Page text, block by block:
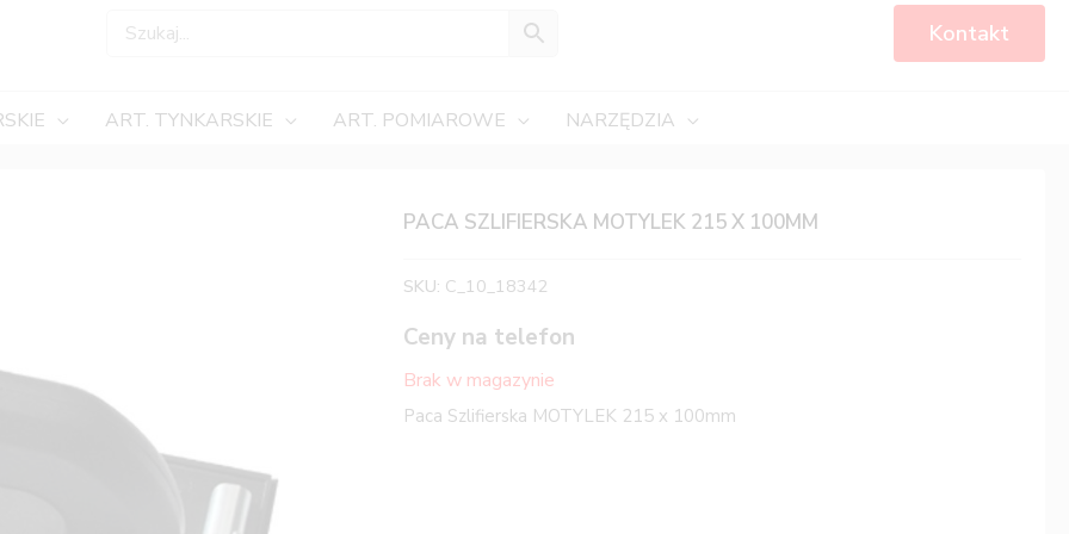
Kontakt
ART. TYNKARSKIE ART. POMIAROWE NARZĘDZIA
PACA SZLIFIERSKA MOTYLEK 215 X 100MM
SKU: C_10_18342
Ceny na telefon
Brak w magazynie
Paca Szlifierska MOTYLEK 215 x 100mm